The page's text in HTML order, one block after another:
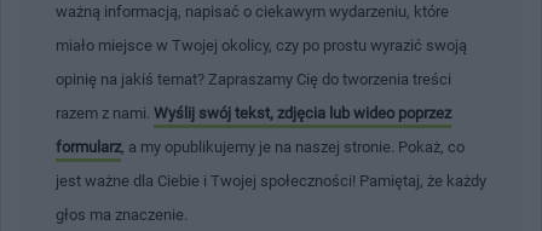
ważną informacją, napisać o ciekawym wydarzeniu, które
miało miejsce w Twojej okolicy, czy po prostu wyrazić swoją
opinię na jakiś temat? Zapraszamy Cię do tworzenia treści
razem z nami. Wyślij swój tekst, zdjęcia lub wideo poprzez
formularz , a my opublikujemy je na naszej stronie. Pokaż, co
jest ważne dla Ciebie i Twojej społeczności! Pamiętaj, że każdy
głos ma znaczenie.